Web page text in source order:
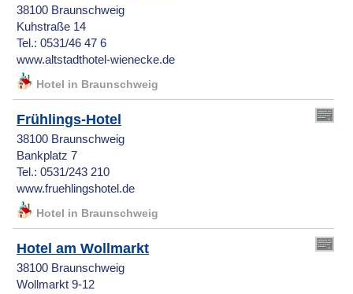
38100 Braunschweig
Kuhstraße 14
Tel.: 0531/46 47 6
www.altstadthotel-wienecke.de
Hotel in Braunschweig
Frühlings-Hotel
38100 Braunschweig
Bankplatz 7
Tel.: 0531/243 210
www.fruehlingshotel.de
Hotel in Braunschweig
Hotel am Wollmarkt
38100 Braunschweig
Wollmarkt 9-12